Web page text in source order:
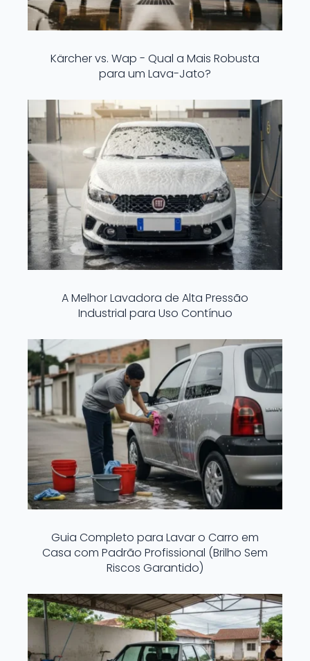
Kärcher vs. Wap - Qual a Mais Robusta
para um Lava-Jato?
A Melhor Lavadora de Alta Pressão
Industrial para Uso Contínuo
Guia Completo para Lavar o Carro em
Casa com Padrão Profissional (Brilho Sem
Riscos Garantido)